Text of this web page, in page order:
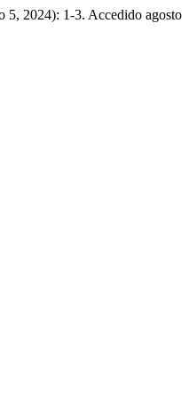
5, 2024): 1-3. Accedido agosto